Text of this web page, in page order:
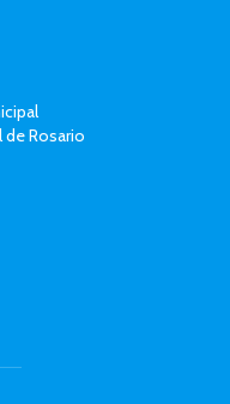
Rosario